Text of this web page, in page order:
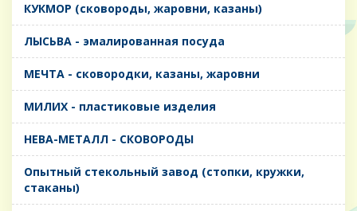
КУКМОР (сковороды, жаровни, казаны)
ЛЫСЬВА - эмалированная посуда
МЕЧТА - сковородки, казаны, жаровни
МИЛИХ - пластиковые изделия
НЕВА-МЕТАЛЛ - СКОВОРОДЫ
Опытный стекольный завод (стопки, кружки,
стаканы)